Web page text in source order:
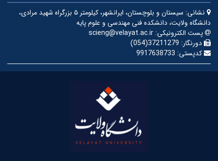
نشانی:
سیستان و بلوچستان، ایرانشهر، کیلومتر ۵ بزرگراه شهید مرادی،
دانشگاه ولایت، دانشکده فنی مهندسی و علوم پایه
پست الکترونیکی: scieng@velayat.ac.ir
دورنگار: 37211279(054)
کدپستی: 9917638733